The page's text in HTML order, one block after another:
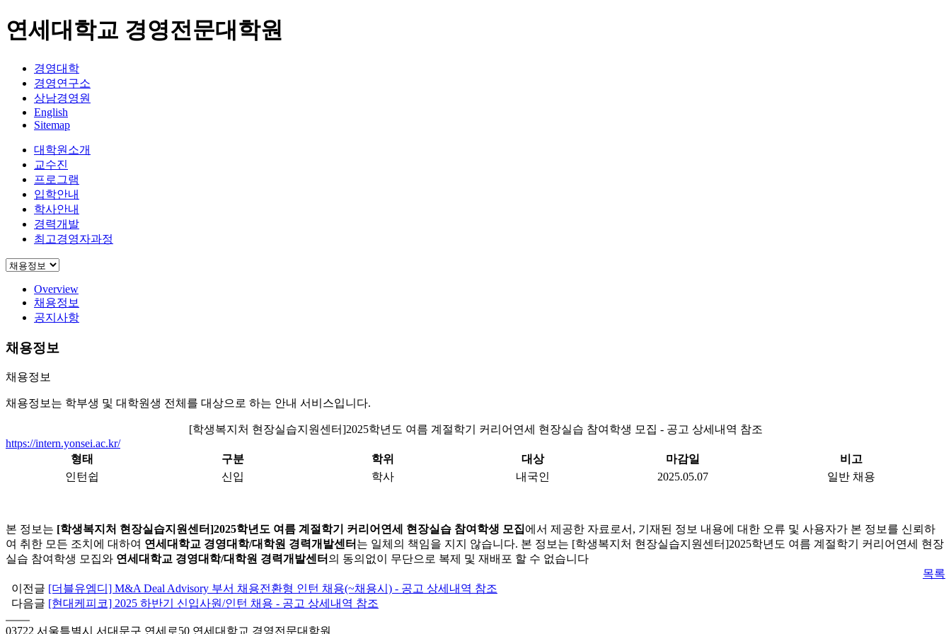
연세대학교 경영전문대학원
경영대학
경영연구소
상남경영원
English
Sitemap
대학원소개
교수진
프로그램
입학안내
학사안내
경력개발
최고경영자과정
Overview
채용정보
공지사항
채용정보
채용정보
채용정보는 학부생 및 대학원생 전체를 대상으로 하는 안내 서비스입니다.
[학생복지처 현장실습지원센터]2025학년도 여름 계절학기 커리어연세 현장실습 참여학생 모집 - 공고 상세내역 참조
https://intern.yonsei.ac.kr/
형태
구분 학위 대상 마감일
비고
인턴쉽
신입 학사 내국인 2025.05.07 일반 채용
본 정보는 [학생복지처 현장실습지원센터]2025학년도 여름 계절학기 커리어연세 현장실습 참여학생 모집에서 제공한 자료로서, 기재된 정보 내용에 대한 오류 및 사용자가 본 정보를 신뢰하
여 취한 모든 조치에 대하여 연세대학교 경영대학/대학원 경력개발센터 는 일체의 책임을 지지 않습니다. 본 정보는 [학생복지처 현장실습지원센터]2025학년도 여름 계절학기 커리어연세 현장
실습 참여학생 모집와 연세대학교 경영대학/대학원 경력개발센터 의 동의없이 무단으로 복제 및 재배포 할 수 없습니다
목록
이전글 [더블유엠디] M&A Deal Advisory 부서 채용전환형 인턴 채용(~채용시) - 공고 상세내역 참조
다음글 [현대케피코] 2025 하반기 신입사원/인턴 채용 - 공고 상세내역 참조
03722 서울특별시 서대문구 연세로50 연세대학교 경영전문대학원